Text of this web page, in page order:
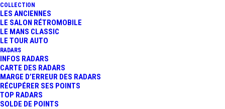
COLLECTION
LES ANCIENNES
LE SALON RÉTROMOBILE
LE MANS CLASSIC
LE TOUR AUTO
RADARS
INFOS RADARS
CARTE DES RADARS
MARGE D’ERREUR DES RADARS
RÉCUPÉRER SES POINTS
TOP RADARS
SOLDE DE POINTS
10 février 2026